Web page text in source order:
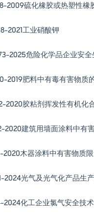
2021工业硝酸钾
2019肥料中有毒有害物质
2020胶粘剂挥发性有机化
2020建筑用墙面涂料中有
2020木器涂料中有害物质
2024光气及光气化产品生
2024化工企业氯气安全技